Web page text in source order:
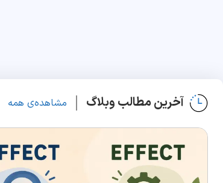
آخرین مطالب وبلاگ مشاهده‌ی همه